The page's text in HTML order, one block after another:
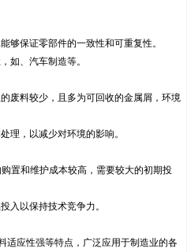
够保证零部件的一致性和可重复性。
如、汽车制造等。
废料较少，且多为可回收的金属屑，环境
理，以减少对环境的影响。
置和维护成本较高，需要较大的初期投
入以保持技术竞争力。
适应性强等特点，广泛应用于制造业的各